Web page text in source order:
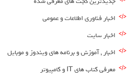
اخبار فناوری اطلاعات و عمومی
اخبار سایت
اخبار , آموزش و برنامه های ویندوز و موبایل
معرفی کتاب های IT و کامپیوتر